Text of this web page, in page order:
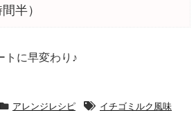
半）
トに早変わり♪
アレンジレシピ イチゴミルク風味